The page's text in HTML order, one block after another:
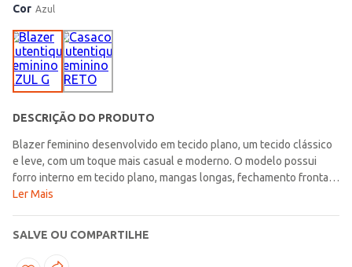
Cor Azul
DESCRIÇÃO DO PRODUTO
Blazer feminino desenvolvido em tecido plano, um tecido clássico
e leve, com um toque mais casual e moderno. O modelo possui
forro interno em tecido plano, mangas longas, fechamento frontal
por botão de casa e gola sem lapela. Conta com diferencial de
aos ombros. Apresenta bolsos frontais decorativos. Seu aliado para
looks que pedem presença e sofisticação!\n\nTecido:
Ler Mais
SALVE OU COMPARTILHE